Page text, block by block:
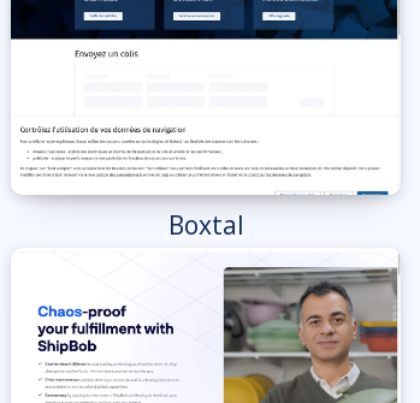
Boxtal